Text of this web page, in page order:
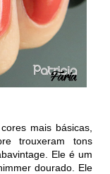
mais básicas,
trouxeram tons
Ele é um
dourado. Ele